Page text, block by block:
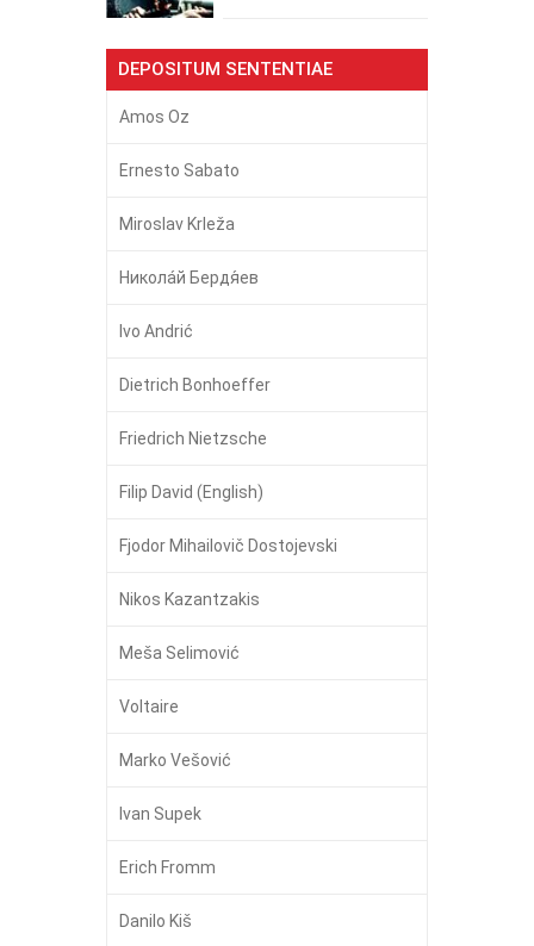
DEPOSITUM SENTENTIAE
Amos Oz
Ernesto Sabato
Miroslav Krleža
Никола́й Бердя́ев
Ivo Andrić
Dietrich Bonhoeffer
Friedrich Nietzsche
Filip David (English)
Fjodor Mihailovič Dostojevski
Nikos Kazantzakis
Meša Selimović
Voltaire
Marko Vešović
Ivan Supek
Erich Fromm
Danilo Kiš